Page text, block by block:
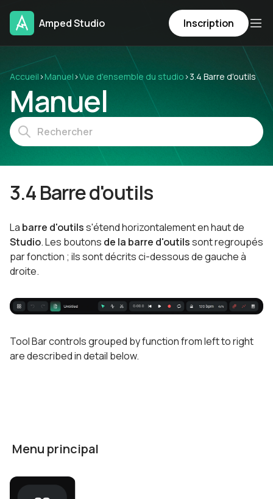
Amped Studio Inscription
Accueil ›Manuel ›Vue d'ensemble du studio ›3.4 Barre d'outils
Manuel
3.4 Barre d'outils
La barre d'outilss'étend horizontalement en haut de
Studio. Les boutons de la barre d'outilssont regroupés
par fonction ; ils sont décrits ci-dessous de gauche à
droite.
Tool Bar controls grouped by function from left to right
are described in detail below.
Menu principal